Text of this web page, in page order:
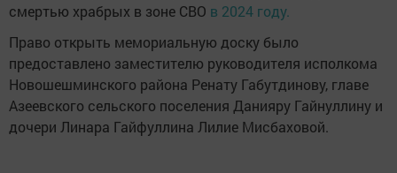
смертью храбрых в зоне СВО в 2024 году.
Право открыть мемориальную доску было
предоставлено заместителю руководителя исполкома
Новошешминского района Ренату Габутдинову, главе
Азеевского сельского поселения Данияру Гайнуллину и
дочери Линара Гайфуллина Лилие Мисбаховой.